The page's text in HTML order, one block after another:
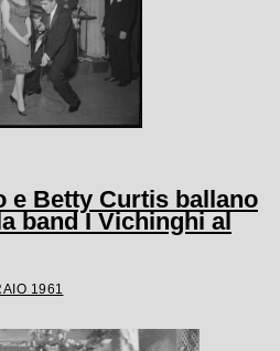
e Betty Curtis ballano
band I Vichinghi al
1961